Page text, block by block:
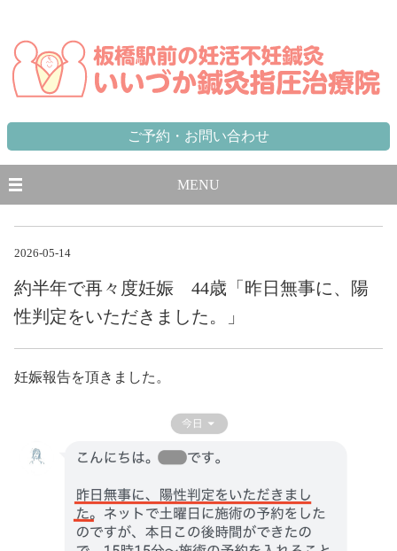
ご予約・お問い合わせ
MENU
2026-05-14
約半年で再々度妊娠 44歳「昨日無事に、陽
性判定をいただきました。」
妊娠報告を頂きました。